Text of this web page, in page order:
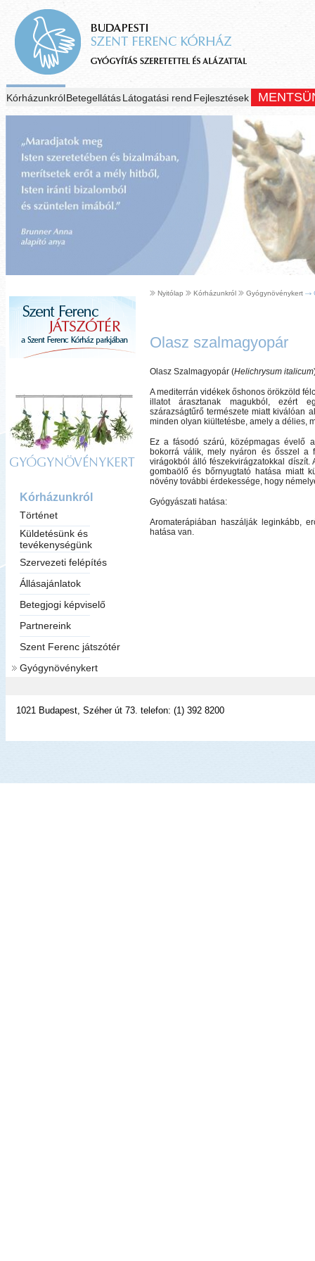
KórházunkrólBetegellátásLátogatási rend Fejlesztések
GYÓGYNÖVÉNYKERT
Kórházunkról
Történet
Küldetésünk és
tevékenységünk
Szervezeti felépítés
Állásajánlatok
Betegjogi képviselő
Partnereink
Szent Ferenc játszótér
Gyógynövénykert
Nyitólap Kórházunkról Gyógynövénykert
Olasz szalmagyopár
Olasz Szalmagyopár (Helichrysum italicum
A mediterrán vidékek őshonos örökzöld
illatot árasztanak magukból, ezért
szárazságtűrő természete miatt kiválóan
minden olyan kiültetésbe, amely a délies,
Ez a fásodó szárú, középmagas évelő
bokorrá válik, mely nyáron és ősszel a
virágokból álló fészekvirágzatokkal
gombaölő és bőrnyugtató hatása miatt
növény további érdekessége, hogy
Gyógyászati hatása:
Aromaterápiában haszálják leginkább,
hatása van.
1021 Budapest, Széher út 73. telefon: (1) 392 8200